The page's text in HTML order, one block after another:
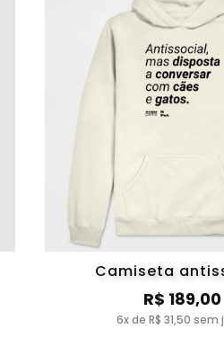
Camiseta
R$ 189,00
6x de R$ 31,50 sem